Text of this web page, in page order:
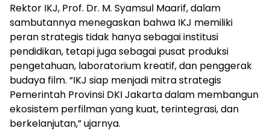
Rektor IKJ, Prof. Dr. M. Syamsul Maarif, dalam
sambutannya menegaskan bahwa IKJ memiliki
peran strategis tidak hanya sebagai institusi
pendidikan, tetapi juga sebagai pusat produksi
pengetahuan, laboratorium kreatif, dan penggerak
budaya film. “IKJ siap menjadi mitra strategis
Pemerintah Provinsi DKI Jakarta dalam membangun
ekosistem perfilman yang kuat, terintegrasi, dan
berkelanjutan,” ujarnya.